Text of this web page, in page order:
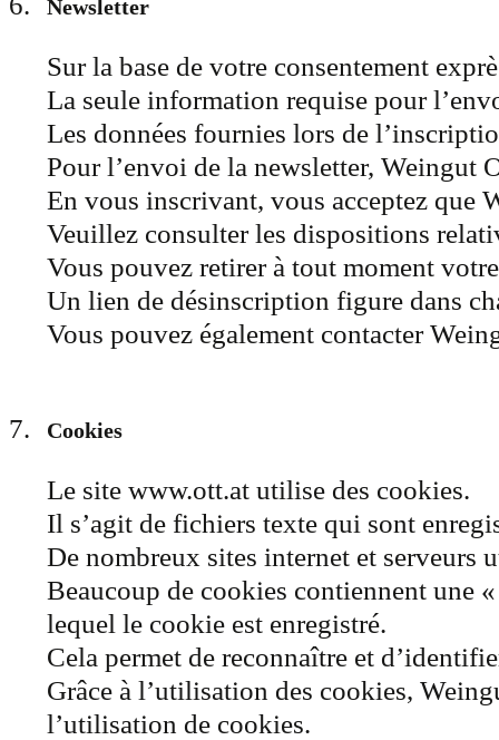
Newsletter
Sur la base de votre consentement
La seule information requise pour
Les données fournies lors de
Pour l’envoi de la newsletter,
En vous inscrivant, vous acceptez que
Veuillez consulter les dispositions
Vous pouvez retirer à tout moment
Un lien de désinscription figure dans
Vous pouvez également contacter
Cookies
Le site www.ott.at utilise des cookies.
Il s’agit de fichiers texte qui sont
De nombreux sites internet et serveurs
Beaucoup de cookies contiennent une
lequel le cookie est enregistré.
Cela permet de reconnaître et
Grâce à l’utilisation des cookies,
l’utilisation de cookies.